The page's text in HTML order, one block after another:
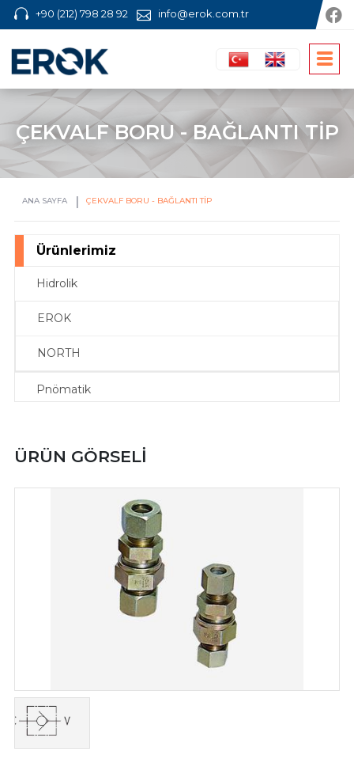
+90 (212) 798 28 92 info@erok.com.tr
ÇEKVALF BORU - BAĞLANTI TİP
ANA SAYFA ÇEKVALF BORU - BAĞLANTI TİP
Ürünlerimiz
Hidrolik
EROK
NORTH
Pnömatik
Özel İmalatlar
ÜRÜN GÖRSELİ